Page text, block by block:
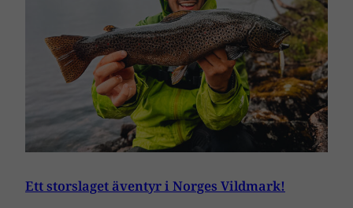
Ett storslaget äventyr i Norges Vildmark!